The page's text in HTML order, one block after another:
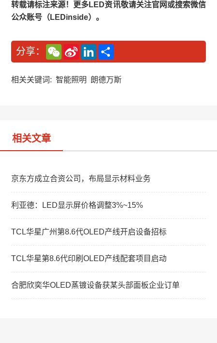
转载请标注来源！更多LED资讯敬请关注官网或搜索微信
公众账号（LEDinside）。
分享：
W
e
C
a
S
n
W
L
n
e
相关关键词: 智能照明 朗德万斯
相关文章
京东方成立合资公司，布局显示材料业务
利亚德：LED显示屏价格调整3%~15%
TCL华星广州第8.6代OLED产线开启设备招标
TCL华星第8.6代印刷OLED产线配套项目启动
合肥欣奕华OLED蒸镀设备获某头部面板企业订单